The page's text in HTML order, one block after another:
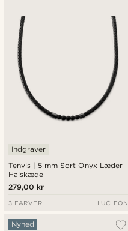
Tenvis | 5 mm Sort Onyx Læder
Halskæde
Indgraver
279,00 kr
3 FARVER LUCLEON
Nyhed